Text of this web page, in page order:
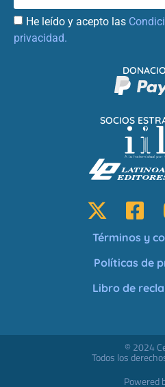
He leído y acepto las
privacidad.
SOCIOS
Términos y
Políticas de
Libro de
© 2024
Todos los
Powered